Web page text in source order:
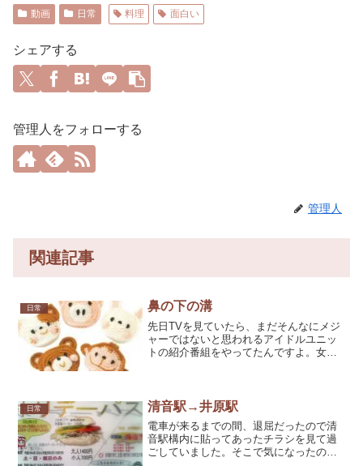
動画 日常 料理 面白い
シェアする
管理人をフォローする
管理人
関連記事
日常 鼻の下の溝
先日TVを見ていたら、まだそんなにメジ
ャーではないと思われるアイドルユニッ
トの紹介番組をやってたんですよ。女性
れど、なんとなく番組を...
日常 清音駅→井原駅
電車が来るまでの間、退屈だったので清
音駅構内に貼ってあったチラシを見て過
ごしていました。そこで気になったのが